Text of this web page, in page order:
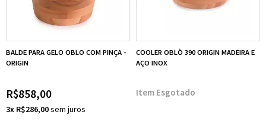
BALDE PARA GELO OBLO COM PINÇA -
ORIGIN
R$858,00
3x R$286,00
COOLER OBLÒ 390 ORIGIN MADEIRA E
AÇO INOX
Esgotado